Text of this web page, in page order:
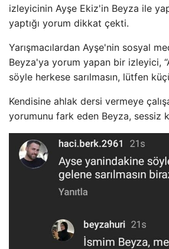
izleyicinin Ayşe Ekiz'in Beyza ile
yaptığı yorum dikkat çekti.
Yarışmacılardan Ayşe'nin sosyal
Beyza'ya yorum yapan bir izleyici,
söyle herkese sarılmasın, lütfen
Kendisine ahlak dersi vermeye
yorumunu fark eden Beyza, sessiz